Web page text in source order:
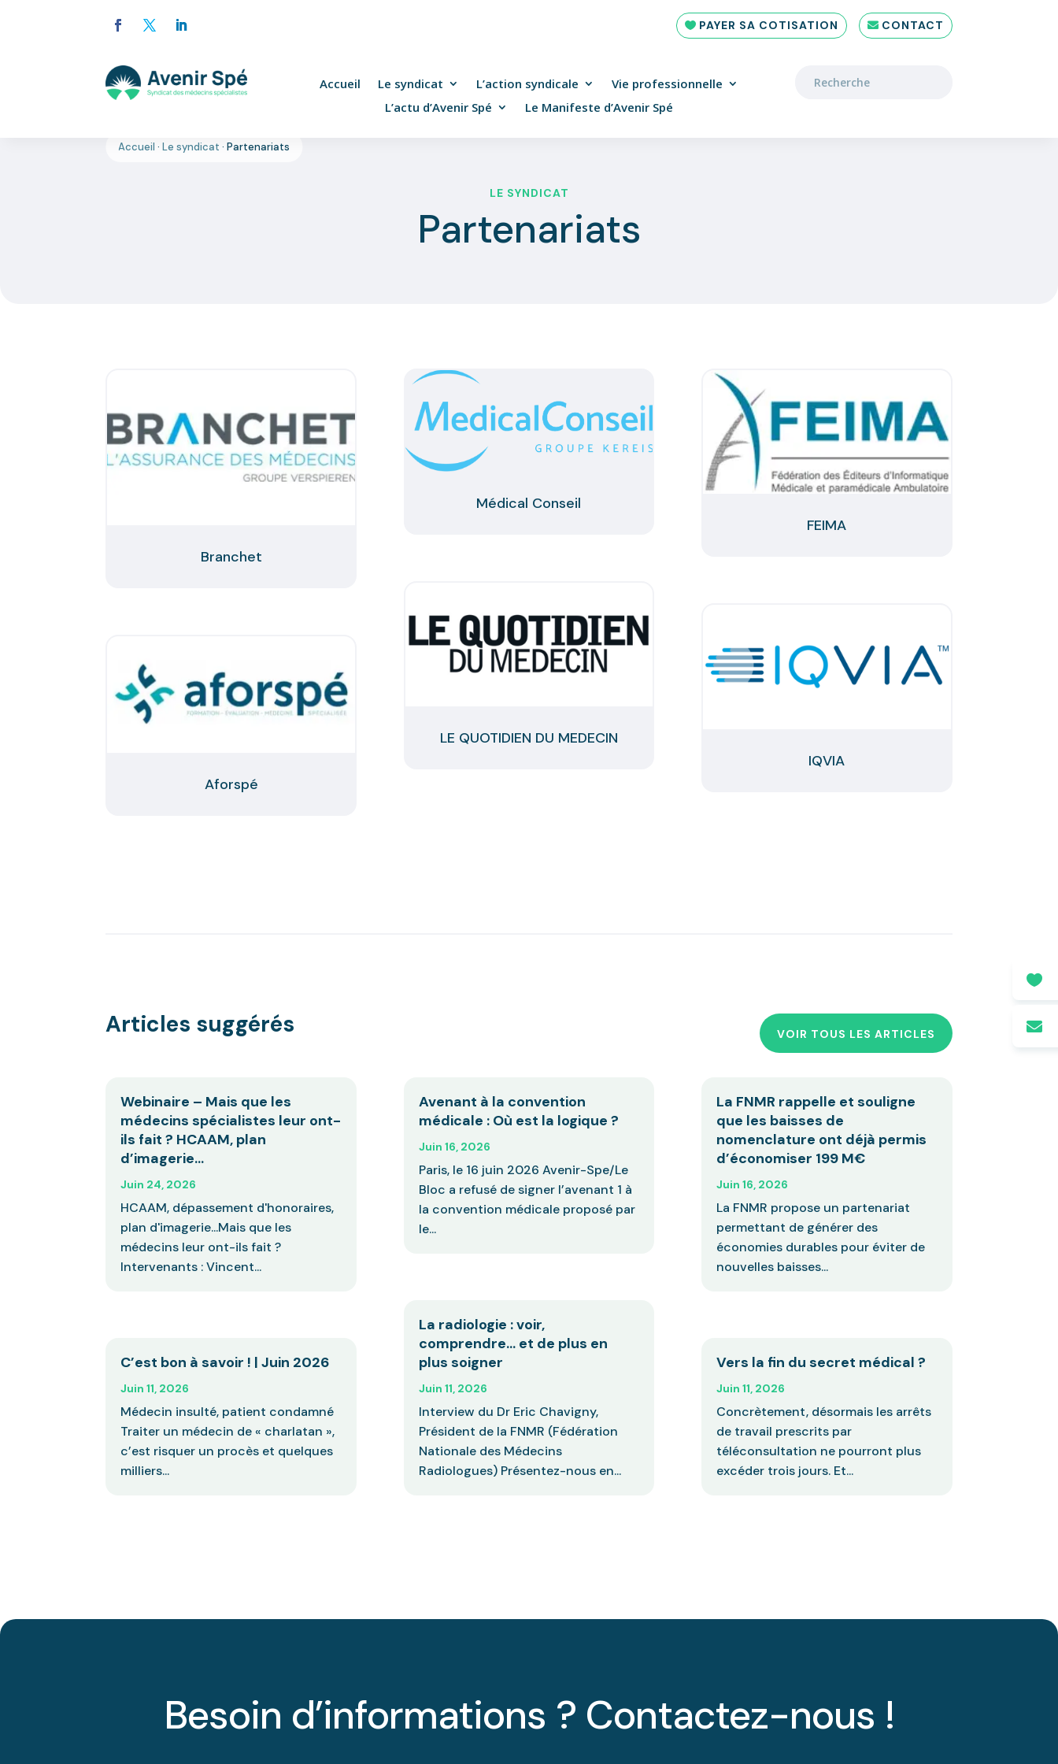
PAYER SA COTISATION CONTACT
Accueil Le syndicat L’action syndicale
Vie professionnelle
L’actu d’Avenir Spé
Le Manifeste d’Avenir Spé
Accueil ·Le syndicat ·Partenariats


LE SYNDICAT
Partenariats
Branchet
Aforspé
Médical Conseil
LE QUOTIDIEN DU MEDECIN
FEIMA
IQVIA
Articles suggérés VOIR TOUS LES ARTICLES
Webinaire – Mais que les
médecins spécialistes leur ont-
ils fait ? HCAAM, plan
d’imagerie…
Juin 24, 2026
HCAAM, dépassement d'honoraires,
plan d'imagerie...Mais que les
médecins leur ont-ils fait ?
Intervenants : Vincent...
C’est bon à savoir ! | Juin 2026
Juin 11, 2026
Médecin insulté, patient condamné
Traiter un médecin de « charlatan »,
c’est risquer un procès et quelques
milliers...
Avenant à la convention
médicale : Où est la logique ?
Juin 16, 2026
Paris, le 16 juin 2026 Avenir-Spe/Le
Bloc a refusé de signer l’avenant 1 à
la convention médicale proposé par
le...
La radiologie : voir,
comprendre… et de plus en
plus soigner
Juin 11, 2026
Interview du Dr Eric Chavigny,
Président de la FNMR (Fédération
Nationale des Médecins
Radiologues) Présentez-nous en...
La FNMR rappelle et souligne
que les baisses de
nomenclature ont déjà permis
d’économiser 199 M€
Juin 16, 2026
La FNMR propose un partenariat
permettant de générer des
économies durables pour éviter de
nouvelles baisses...
Vers la fin du secret médical ?
Juin 11, 2026
Concrètement, désormais les arrêts
de travail prescrits par
téléconsultation ne pourront plus
excéder trois jours. Et...
Besoin d’informations ? Contactez-nous !